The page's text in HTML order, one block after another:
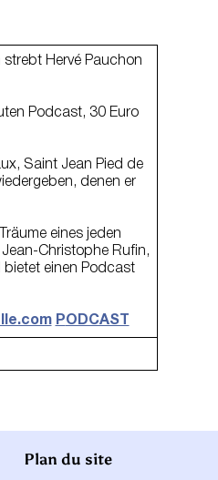
Hervé Pauchon
Podcast, 30 Euro
Saint Jean Pied de
denen er
eines jeden
Christophe Rufin,
bietet einen Podcast
PODCAST
Plan du site